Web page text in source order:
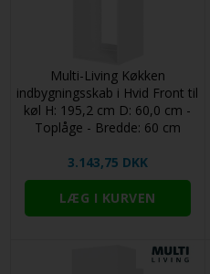
Multi-Living Køkken
indbygningsskab i Hvid Front til
køl H: 195,2 cm D: 60,0 cm -
Toplåge - Bredde: 60 cm
3.143,75 DKK